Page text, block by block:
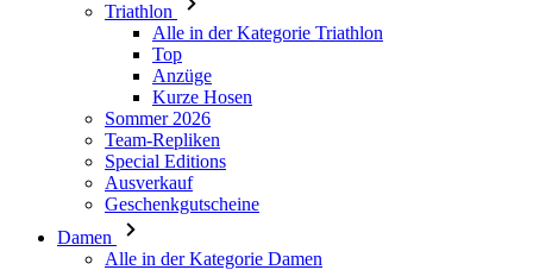
Triathlon
Alle in der Kategorie Triathlon
Top
Anzüge
Kurze Hosen
Sommer 2026
Team-Repliken
Special Editions
Ausverkauf
Geschenkgutscheine
Damen
Alle in der Kategorie Damen